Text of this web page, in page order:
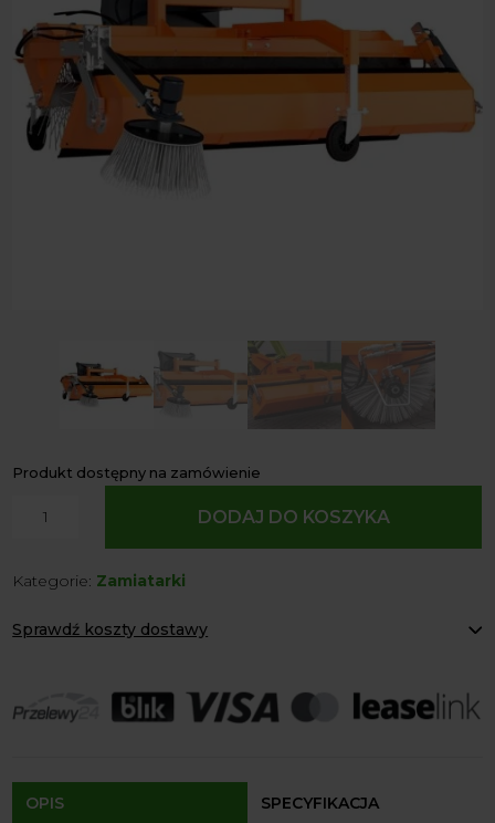
Produkt dostępny na zamówienie
DODAJ DO KOSZYKA
Kategorie: Zamiatarki
Sprawdź koszty dostawy
Agrol transport: 200 zł
Agrol transport gabaryty: ustalane indywidualnie
Dostępność form dostawy i ceny uzależniona od produktu.
OPIS SPECYFIKACJA